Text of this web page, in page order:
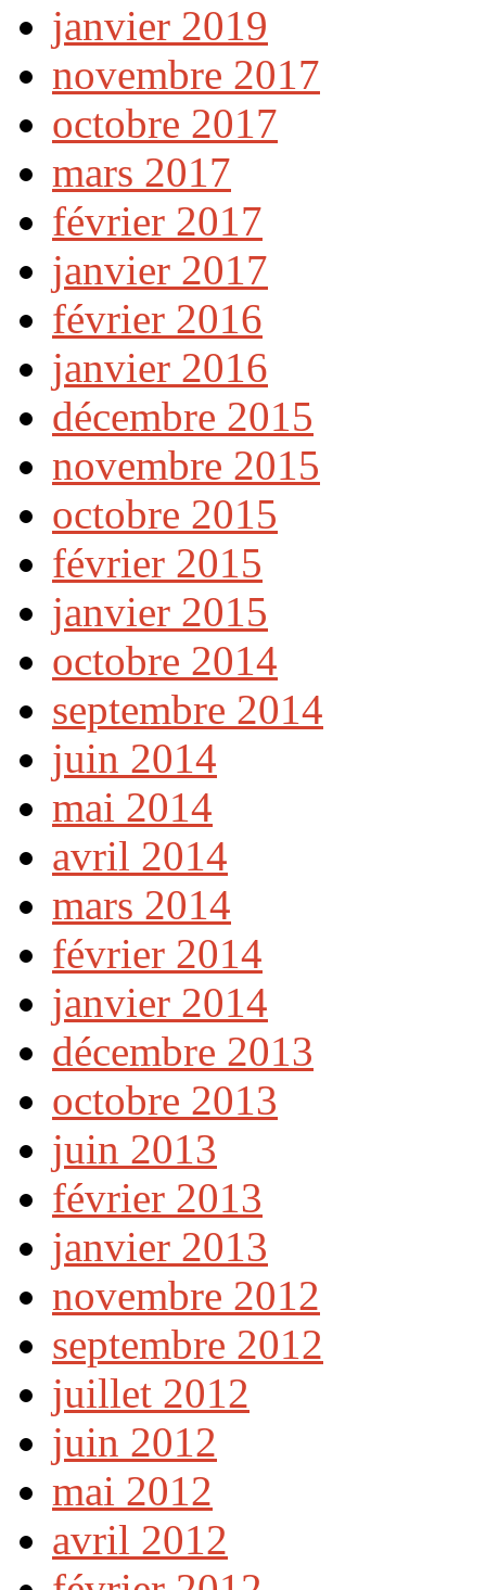
janvier 2019
novembre 2017
octobre 2017
mars 2017
février 2017
janvier 2017
février 2016
janvier 2016
décembre 2015
novembre 2015
octobre 2015
février 2015
janvier 2015
octobre 2014
septembre 2014
juin 2014
mai 2014
avril 2014
mars 2014
février 2014
janvier 2014
décembre 2013
octobre 2013
juin 2013
février 2013
janvier 2013
novembre 2012
septembre 2012
juillet 2012
juin 2012
mai 2012
avril 2012